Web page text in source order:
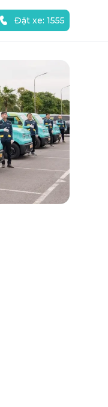
Đặt xe: 1555